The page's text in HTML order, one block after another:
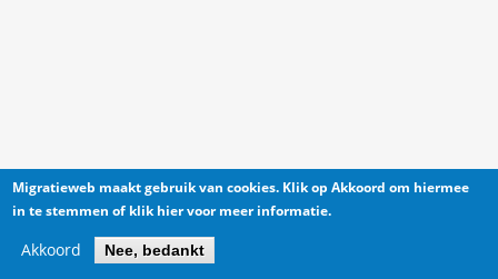
Migratieweb maakt gebruik van cookies. Klik op Akkoord om hiermee
in te stemmen of klik hier voor meer informatie.
Akkoord Nee, bedankt